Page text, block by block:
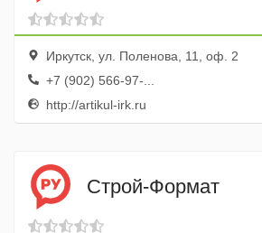
Иркутск, ул. Поленова, 11, оф. 2
+7 (902) 566-97-...
http://artikul-irk.ru
Строй-Формат